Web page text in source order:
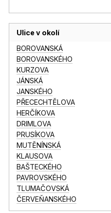
Ulice v okolí
BOROVANSKÁ
BOROVANSKÉHO
KURZOVA
JÁNSKÁ
JANSKÉHO
PŘECECHTĚLOVA
HERČÍKOVA
DRIMLOVA
PRUSÍKOVA
MUTĚNÍNSKÁ
KLAUSOVA
BAŠTECKÉHO
PAVROVSKÉHO
TLUMAČOVSKÁ
ČERVEŇANSKÉHO